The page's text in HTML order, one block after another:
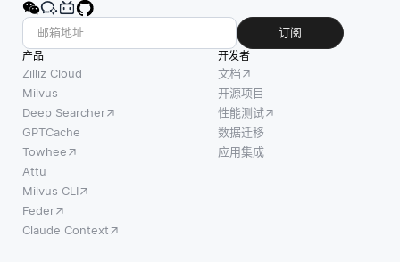
订阅
产品
Zilliz Cloud
Milvus
Deep Searcher
GPTCache
Towhee
Attu
Milvus CLI
Feder
Claude Context
开发者
文档
开源项目
性能测试
数据迁移
应用集成